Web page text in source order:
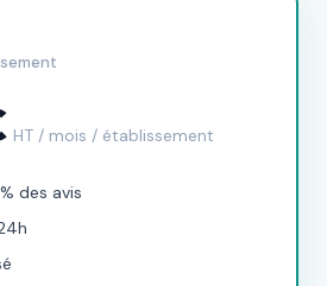
HT / mois / établissement
des avis